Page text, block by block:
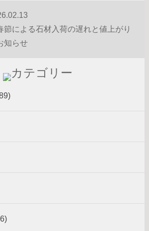
節による石材入荷の遅れと値上がり
知らせ